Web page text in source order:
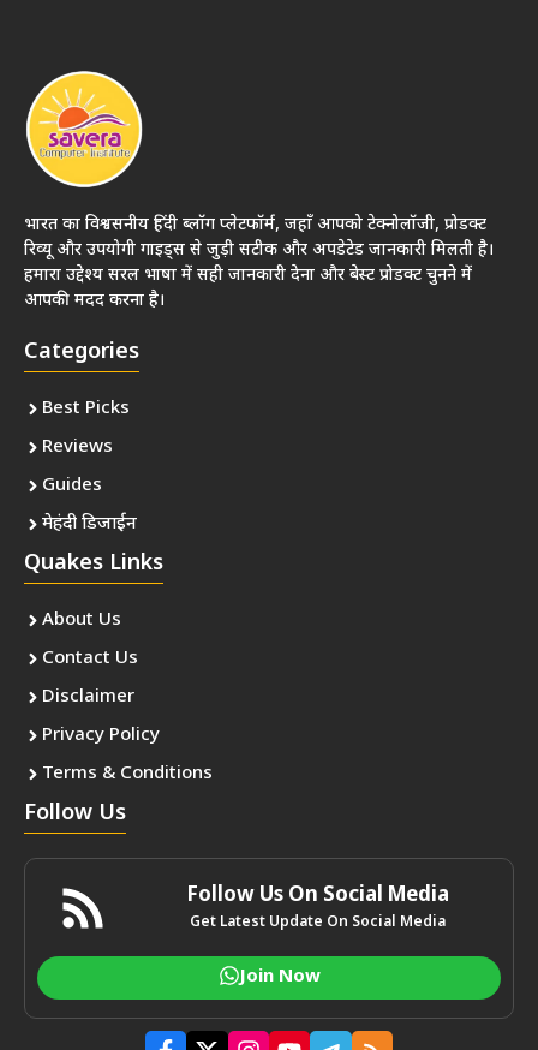
भारत का विश्वसनीय हिंदी ब्लॉग प्लेटफॉर्म, जहाँ आपको टेक्नोलॉजी, प्रोडक्ट
रिव्यू और उपयोगी गाइड्स से जुड़ी सटीक और अपडेटेड जानकारी मिलती है।
हमारा उद्देश्य सरल भाषा में सही जानकारी देना और बेस्ट प्रोडक्ट चुनने में
आपकी मदद करना है।
Categories
Best Picks
Reviews
Guides
मेहंदी डिजाईन
Quakes Links
About Us
Contact Us
Disclaimer
Privacy Policy
Terms & Conditions
Follow Us
Follow Us On Social Media
Get Latest Update On Social Media
Join Now